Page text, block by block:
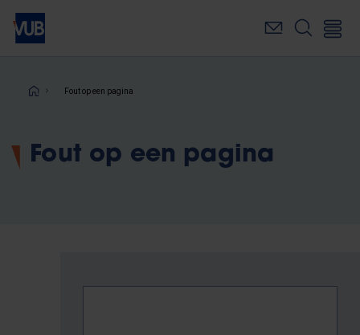
Overslaan
naar
inhoudKruimelpad
Fout op een pagina
Fout op een pagina